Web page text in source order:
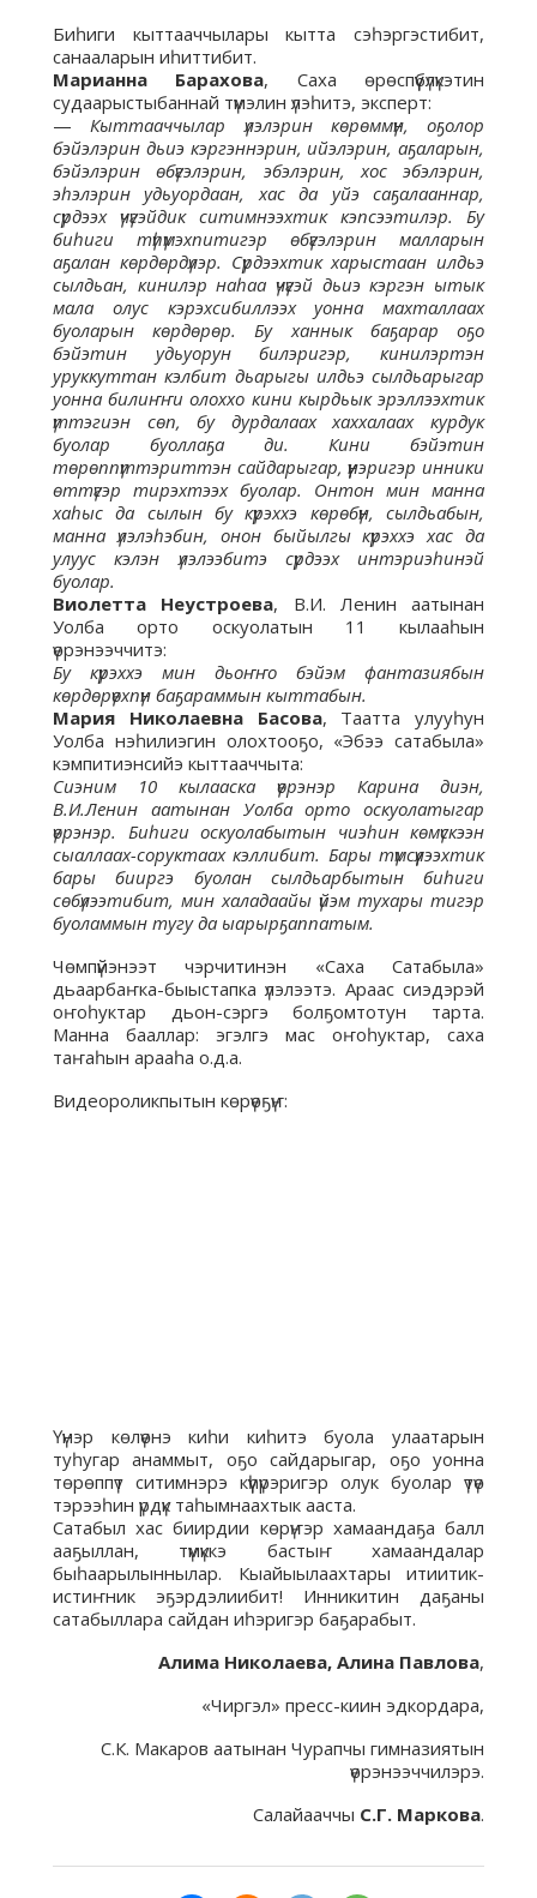
Биһиги кыттааччылары кытта сэһэргэстибит,
санааларын иһиттибит.
Марианна Барахова, Саха өрөспүүбүлүкэтин
судаарыстыбаннай түмэлин үлэһитэ, эксперт:
—Кыттааччылар үлэлэрин көрөммүн, оҕолор
бэйэлэрин дьиэ кэргэннэрин, ийэлэрин, аҕаларын,
бэйэлэрин өбүгэлэрин, эбэлэрин, хос эбэлэрин,
эһэлэрин удьуордаан, хас да уйэ саҕалааннар,
сүрдээх үчүгэйдик ситимнээхтик кэпсээтилэр. Бу
биһиги түһүмэхпитигэр өбүгэлэрин малларын
аҕалан көрдөрдүлэр. Сүрдээхтик харыстаан илдьэ
сылдьан, кинилэр наһаа үчүгэй дьиэ кэргэн ытык
мала олус кэрэхсибиллээх уонна махталлаах
буоларын көрдөрөр. Бу ханнык баҕарар оҕо
бэйэтин удьуорун билэригэр, кинилэртэн
уруккуттан кэлбит дьарыгы илдьэ сылдьарыгар
уонна билиҥҥи олоххо кини кырдьык эрэллээхтик
үттэгиэн сөп, бу дурдалаах хаххалаах курдук
буолар буоллаҕа ди. Кини бэйэтин
төрөппүттэриттэн сайдарыгар, үүнэригэр инники
өттүгэр тирэхтээх буолар. Онтон мин манна
хаһыс да сылын бу күрэххэ көрөбүн, сылдьабын,
манна үлэлэһэбин, онон быйылгы күрэххэ хас да
улуус кэлэн үлэлээбитэ сүрдээх интэриэһинэй
буолар.
Виолетта Неустроева, В.И. Ленин аатынан
Уолба орто оскуолатын 11 кылааһын
үөрэнээччитэ:
Бу күрэххэ мин дьоҥҥо бэйэм фантазиябын
көрдөрүөхпүн баҕараммын кыттабын.
Мария Николаевна Басова, Таатта улууһун
Уолба нэһилиэгин олохтооҕо, «Эбээ сатабыла»
кэмпитиэнсийэ кыттааччыта:
Сиэним 10 кылааска үөрэнэр Карина диэн,
В.И.Ленин аатынан Уолба орто оскуолатыгар
үөрэнэр. Биһиги оскуолабытын чиэһин көмүскээн
сыаллаах-соруктаах кэллибит. Бары түмсүүлээхтик
бары бииргэ буолан сылдьарбытын биһиги
сөбүлээтибит, мин халадаайы үйэм тухары тигэр
буоламмын тугу да ыарырҕаппатым.
Чөмпүйэнээт чэрчитинэн «Саха Сатабыла»
дьаарбаҥка-быыстапка үлэлээтэ. Араас сиэдэрэй
оҥоһуктар дьон-сэргэ болҕомтотун тарта.
Манна бааллар: эгэлгэ мас оҥоһуктар, саха
таҥаһын арааһа о.д.а.
Видеороликпытын көрүөҕүҥ:
Үүнэр көлүөнэ киһи киһитэ буола улаатарын
туһугар анаммыт, оҕо сайдарыгар, оҕо уонна
төрөппүт ситимнэрэ күүһүрэригэр олук буолар үтүө
тэрээһин үрдүк таһымнаахтык ааста.
Сатабыл хас биирдии көрүҥэр хамаандаҕа балл
ааҕыллан, түмүккэ бастыҥ хамаандалар
быһаарылыннылар. Кыайыылаахтары итиитик-
истиҥник эҕэрдэлиибит! Инникитин даҕаны
сатабыллара сайдан иһэригэр баҕарабыт.
Алима Николаева, Алина Павлова,
«Чиргэл» пресс-киин эдкордара,
С.К. Макаров аатынан Чурапчы гимназиятын
үөрэнээччилэрэ.
Салайааччы С.Г. Маркова.